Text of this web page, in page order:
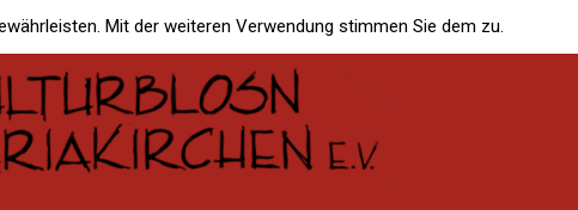
Mit der weiteren Verwendung stimmen Sie dem zu.